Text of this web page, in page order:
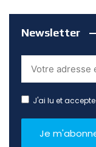
Newsletter
J'ai lu et